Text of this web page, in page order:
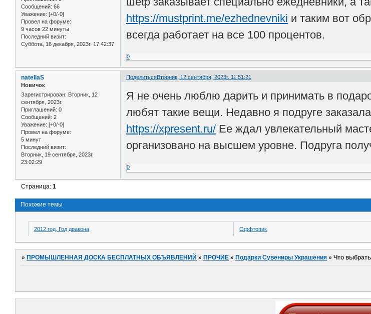
Сообщений: 66
Уважение: [+0/-0]
Провел на форуме:
9 часов 22 минуты
Последний визит:
Суббота, 16 декабря, 2023г. 17:42:37
https://mustprint.me/ezhednevniki и таким вот
всегда работает на все 100 процентов.
0
ПоделитьсяВторник, 12 сентября, 2023г. 11:51:21
natellaS
Новичок
Зарегистрирован: Вторник, 12
сентября, 2023г.
Приглашений: 0
Сообщений: 2
Уважение: [+0/-0]
Провел на форуме:
5 минут
Последний визит:
Вторник, 19 сентября, 2023г.
23:02:29
Я не очень люблю дарить и принимать в
любят такие вещи. Недавно я подруге
https://xpresent.ru/ Ее ждал увлекательный
организовано на высшем уровне. Подруга
0
Страница:1
Похожие темы
2012 год. Год дракона Оффтопик
» ПРОМЫШЛЕННАЯ ДОСКА БЕСПЛАТНЫХ ОБЪЯВЛЕНИЙ » ПРОЧИЕ » Подарки Сувениры Украшения »Что